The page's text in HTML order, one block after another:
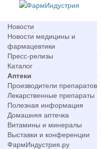
Новости
Новости медицины и
фармацевтики
Пресс-релизы
Каталог
Аптеки
Производители препаратов
Лекарственные препараты
Полезная информация
Домашняя аптечка
Витамины и минералы
Выставки и конференции
ФармИндустрия.ру